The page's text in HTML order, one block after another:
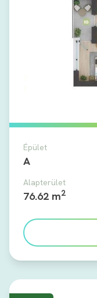
Épület
A
Alapterület
76.62 m2